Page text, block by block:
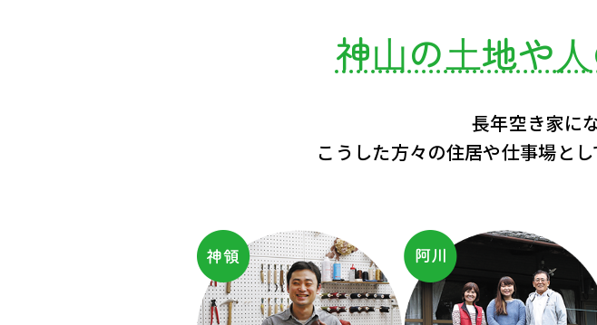
神⼭の⼟地や
長年空き家に
こうした方々の住居や仕事場とし